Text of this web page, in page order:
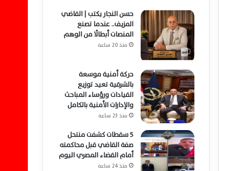
حسن النجار يكتب | القاضي
المزيف.. عندما تصنع
المنصات أبطالًا من الوهم
منذ 20 ساعة
حركة أمنية موسعة
بالشرقية تعيد توزيع
القيادات ورؤساء المباحث
والإدارات الأمنية بالكامل
منذ 23 ساعة
5 سقطات كشفت منتحل
صفة القاضي قبل محاكمته
أمام القضاء المصري اليوم
منذ 24 ساعة